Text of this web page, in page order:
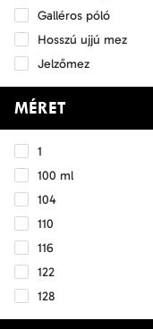
Galléros póló
Hosszú ujjú mez
Jelzőmez
Kabát
Kapus sort
Kapusmez szett
Kosárlabda mez
Kosárlabda sort
Labdatartó zsák
Melegítő
Mérkőzéslabda
Mez
MÉRET
1
100 ml
104
110
116
122
128
134